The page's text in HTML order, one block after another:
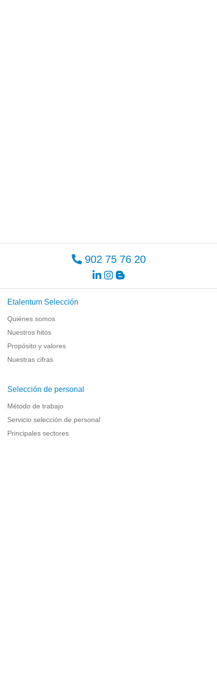
902 75 76 20
Etalentum Selección
Quiénes somos
Nuestros hitos
Propósito y valores
Nuestras cifras
Selección de personal
Método de trabajo
Servicio selección de personal
Principales sectores